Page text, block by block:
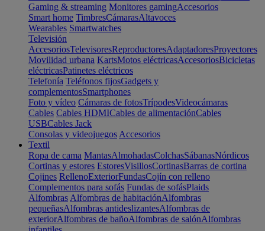
Gaming & streaming Monitores gamingAccesorios
Smart home TimbresCámarasAltavoces
Wearables Smartwatches
Televisión
AccesoriosTelevisoresReproductoresAdaptadoresProyectores
Movilidad urbana KartsMotos eléctricasAccesoriosBicicletas
eléctricasPatinetes eléctricos
Telefonía Teléfonos fijosGadgets y
complementosSmartphones
Foto y vídeo Cámaras de fotosTrípodesVideocámaras
Cables Cables HDMICables de alimentaciónCables
USBCables Jack
Consolas y videojuegos Accesorios
Textil
Ropa de cama MantasAlmohadasColchasSábanasNórdicos
Cortinas y estores EstoresVisillosCortinasBarras de cortina
Cojines RellenoExteriorFundasCojín con relleno
Complementos para sofás Fundas de sofásPlaids
Alfombras Alfombras de habitaciónAlfombras
pequeñasAlfombras antideslizantesAlfombras de
exteriorAlfombras de bañoAlfombras de salónAlfombras